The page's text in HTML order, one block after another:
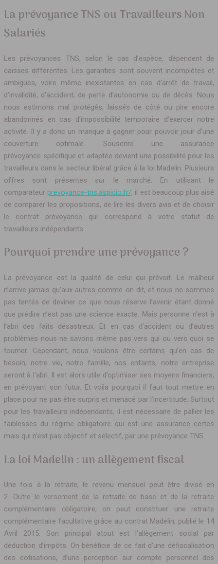
La prévoyance TNS ou Travailleurs Non
Salariés
Les prévoyances TNS, selon le cas d’espèce, dépendent de
caisses différentes. Les garanties sont souvent incomplètes et
ambiguës, voire même inexistantes en cas d’arrêt de travail,
d’invalidité, d’accident, de perte d’autonomie ou de décès. Nous
nous estimons mal protégés, laissés de côté ou pire encore
abandonnés en cas d’impossibilité temporaire d’exercer notre
activité. Il y a donc un manque à gagner pour pouvoir jouir d’une
couverture optimale. Souscrire une assurance
prévoyance spécifique et adaptée devient une possibilité pour les
travailleurs dans le secteur libéral grâce à la loi Madelin. Plusieurs
offres sont présentes sur le marché. En utilisant le
comparateurprevoyance-tns.aspicio.fr/, il est beaucoup plus aisé
de comparer les propositions, de lire les divers avis et de choisir
le contrat prévoyance qui correspond à votre statut de
travailleurs indépendants.
Pourquoi prendre une prévoyance ?
La prévoyance est la qualité de celui qui prévoit. Le malheur
n’arrive jamais qu’aux autres comme on dit, et nous ne sommes
pas tentés de deviner ce que nous réserve l’avenir étant donné
que prédire n’est pas une science exacte. Mais personne n’est à
l’abri des faits désastreux. Et en cas d’accident ou d’autres
problèmes nous ne savons même pas vers qui ou vers quoi se
tourner. Cependant, nous voulons être certains qu’en cas de
besoin, notre vie, notre famille, nos enfants, notre entreprise
seront à l’abri. Il est alors utile d’optimiser ses moyens financiers,
en prévoyant son futur. Et voila pourquoi il faut tout mettre en
place pour ne pas être surpris et menacé par l’incertitude. Surtout
pour les travailleurs indépendants, il est nécessaire de pallier les
faiblesses du régime obligatoire qui est une assurance certes
mais qui n’est pas objectif et sélectif, par une prévoyance TNS.
La loi Madelin : un allègement fiscal
Une fois à la retraite, le revenu mensuel peut être divisé en
2. Outre le versement de la retraite de base et de la retraite
complémentaire obligatoire, on peut constituer une retraite
complémentaire facultative grâce au contrat Madelin, publié le 14
Avril 2015. Son principal atout est l’allègement social par
déduction d’impôts. On bénéficie de ce fait d’une défiscalisation
des cotisations, d’une perception sur compte personnel des